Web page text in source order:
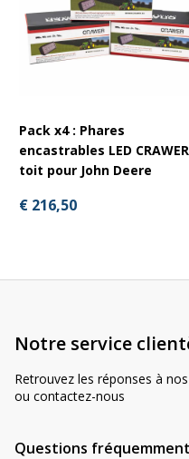
Pack x4 : Phares
encastrables LED CRAWER
toit pour John Deere
€ 216,50
Notre service
Retrouvez les réponses à
ou contactez-nous
Questions